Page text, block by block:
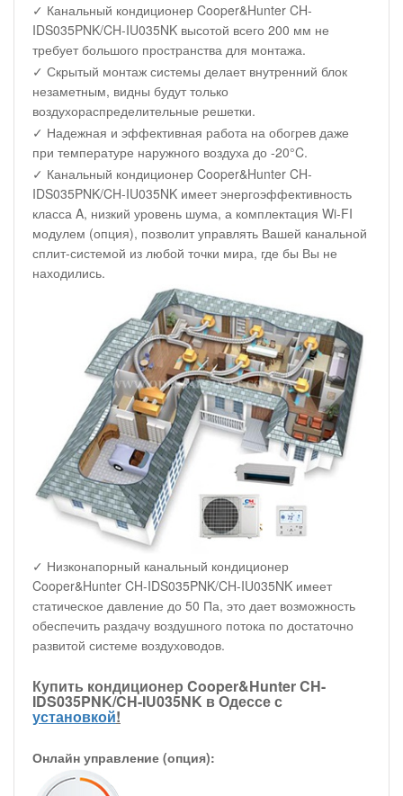
✓ Канальный кондиционер Cooper&Hunter CH-
IDS035PNK/CH-IU035NK высотой всего 200 мм не
требует большого пространства для монтажа.
✓ Скрытый монтаж системы делает внутренний блок
незаметным, видны будут только
воздухораспределительные решетки.
✓ Надежная и эффективная работа на обогрев даже
при температуре наружного воздуха до -20°C.
✓ Канальный кондиционер Cooper&Hunter CH-
IDS035PNK/CH-IU035NK имеет энергоэффективность
класса A, низкий уровень шума, а комплектация Wi-FI
модулем (опция), позволит управлять Вашей канальной
сплит-системой из любой точки мира, где бы Вы не
находились.
✓ Низконапорный канальный кондиционер
Cooper&Hunter CH-IDS035PNK/CH-IU035NK имеет
статическое давление до 50 Па, это дает возможность
обеспечить раздачу воздушного потока по достаточно
развитой системе воздуховодов.
Купить кондиционер Cooper&Hunter CH-
IDS035PNK/CH-IU035NK в Одессе с
установкой!
Онлайн управление (опция):